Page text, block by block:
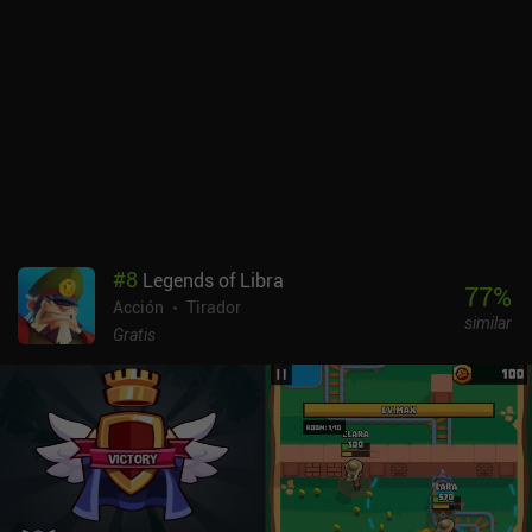
porque no había suficientes jugadores. Es un juego difícil de
reseñar porque, a pesar de sus varios aspectos negativos, no hay
muchos RPG centrados en jefes como este en móviles. Pero, en
última instancia, Pascal's Wager es mejor. Blade of God X se
monetiza mediante suscripciones, un pase de batalla, un sistema
de energía e iAPs para el sistema gacha que proporciona las almas
que adjuntamos a las habilidades. Los jugadores de pago tienen
una gran ventaja, pero la experiencia de los jugadores libres sigue
siendo decente.
#8 Legends of Libra
Acción
Tirador
Gratis
77%
similar